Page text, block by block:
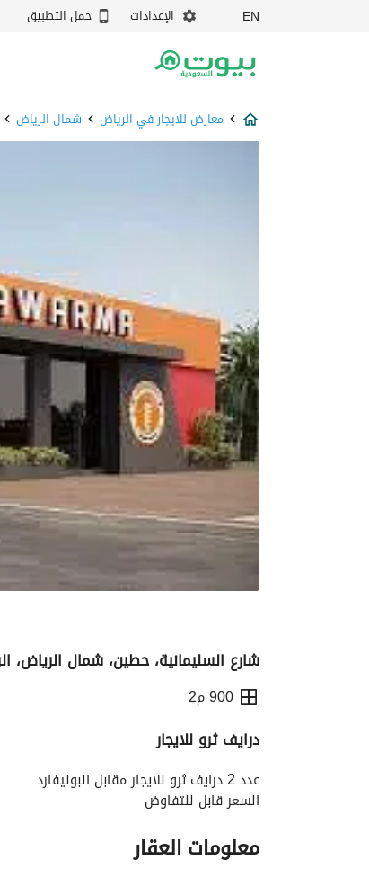
EN الإعدادات حمل التطبيق
معارض للايجار في الرياض شمال الرياض
شارع السليمانية، حطين، شمال الرياض،
900 م2
درايف ثرو للايجار
عدد 2 درايف ثرو للايجار مقابل البوليفارد
السعر قابل للتفاوض
معلومات العقار